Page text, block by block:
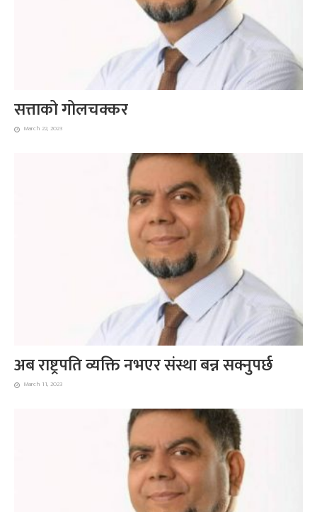
सत्ताको गोलचक्कर
March 22, 2023
अब राष्ट्रपति व्यक्ति नभएर संस्था बन्न सक्नुपर्छ
March 11, 2023